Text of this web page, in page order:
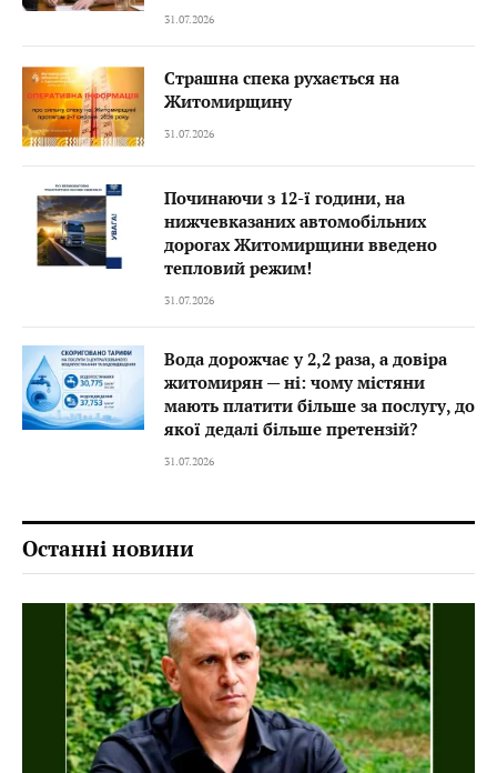
31.07.2026
Страшна спека рухається на
Житомирщину
31.07.2026
Починаючи з 12-ї години, на
нижчевказаних автомобільних
дорогах Житомирщини введено
тепловий режим!
31.07.2026
Вода дорожчає у 2,2 раза, а довіра
житомирян — ні: чому містяни
мають платити більше за послугу, до
якої дедалі більше претензій?
31.07.2026
Останні новини